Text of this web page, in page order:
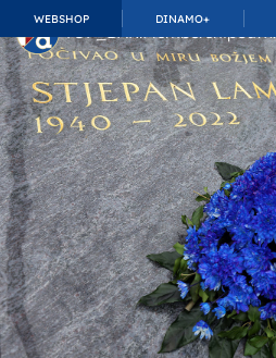
WEBSHOP DINAMO+